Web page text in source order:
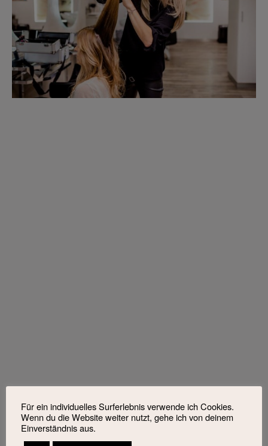
Für ein individuelles Surferlebnis verwende ich Cookies.
Wenn du die Website weiter nutzt, gehe ich von deinem
Einverständnis aus.